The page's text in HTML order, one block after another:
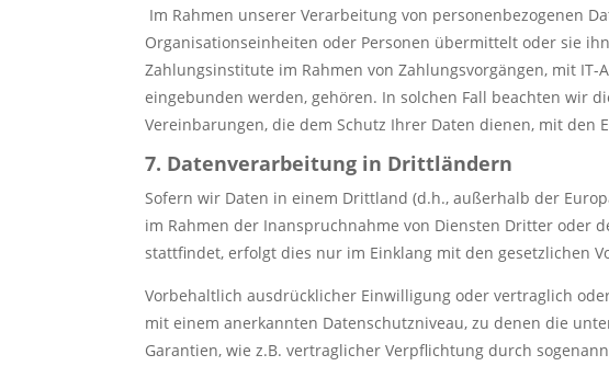
Im Rahmen unserer Verarbeitung von personenbezogenen
Organisationseinheiten oder Personen übermittelt oder sie
Zahlungsinstitute im Rahmen von Zahlungsvorgängen, mit
eingebunden werden, gehören. In solchen Fall beachten wir
Vereinbarungen, die dem Schutz Ihrer Daten dienen, mit den
7. Datenverarbeitung in Drittländern
Sofern wir Daten in einem Drittland (d.h., außerhalb der
im Rahmen der Inanspruchnahme von Diensten Dritter oder
stattfindet, erfolgt dies nur im Einklang mit den gesetzlichen
Vorbehaltlich ausdrücklicher Einwilligung oder vertraglich
mit einem anerkannten Datenschutzniveau, zu denen die
Garantien, wie z.B. vertraglicher Verpflichtung durch